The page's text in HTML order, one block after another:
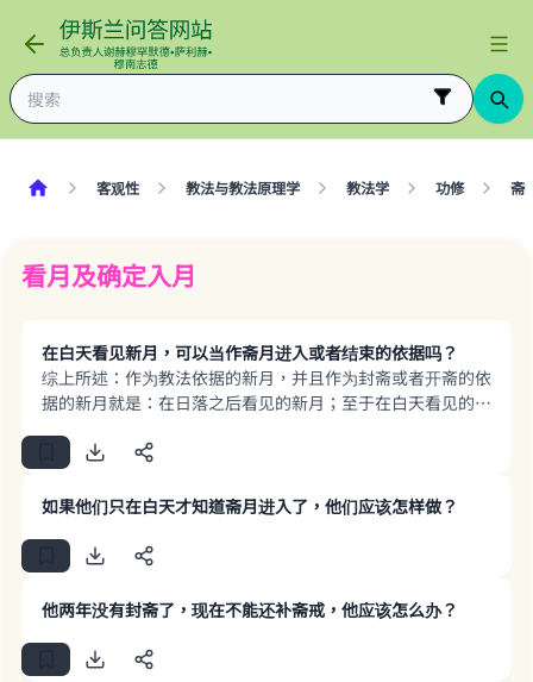
客观性 教法与教法原理学 教法学 功修 斋
看月及确定入月
在白天看见新月，可以当作斋月进入或者结束的依据吗？
综上所述：作为教法依据的新月，并且作为封斋或者开斋的依
据的新月就是：在日落之后看见的新月；至于在白天看见的新
如果他们只在白天才知道斋月进入了，他们应该怎样做？
他两年没有封斋了，现在不能还补斋戒，他应该怎么办？